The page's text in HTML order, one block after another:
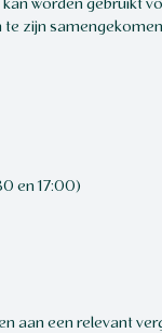
worden gebruikt
zijn
en 17:00)
aan een relevant